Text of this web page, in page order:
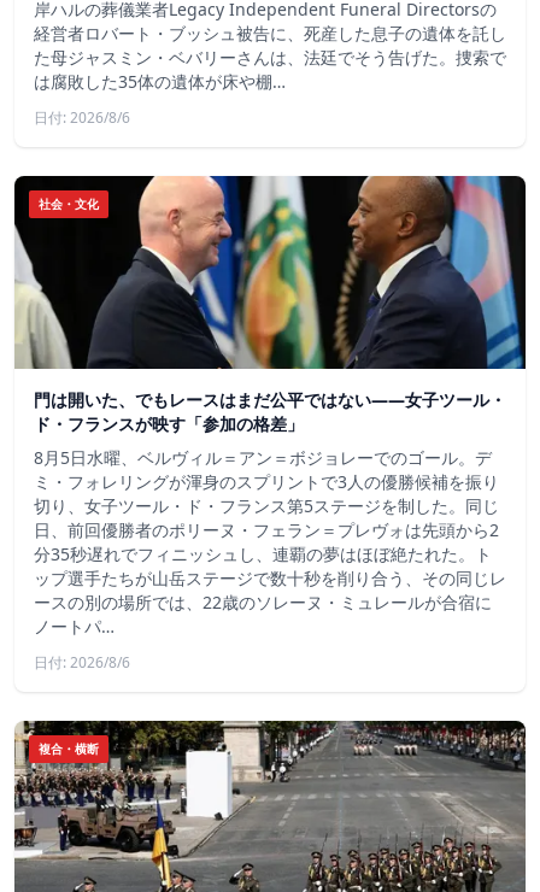
岸ハルの葬儀業者Legacy Independent Funeral Directorsの
経営者ロバート・ブッシュ被告に、死産した息子の遺体を託し
た母ジャスミン・ベバリーさんは、法廷でそう告げた。捜索で
は腐敗した35体の遺体が床や棚…
日付: 2026/8/6
社会・文化
門は開いた、でもレースはまだ公平ではない――女子ツール・
ド・フランスが映す「参加の格差」
8月5日水曜、ベルヴィル＝アン＝ボジョレーでのゴール。デ
ミ・フォレリングが渾身のスプリントで3人の優勝候補を振り
切り、女子ツール・ド・フランス第5ステージを制した。同じ
日、前回優勝者のポリーヌ・フェラン＝プレヴォは先頭から2
分35秒遅れでフィニッシュし、連覇の夢はほぼ絶たれた。ト
ップ選手たちが山岳ステージで数十秒を削り合う、その同じレ
ースの別の場所では、22歳のソレーヌ・ミュレールが合宿に
ノートパ…
日付: 2026/8/6
複合・横断